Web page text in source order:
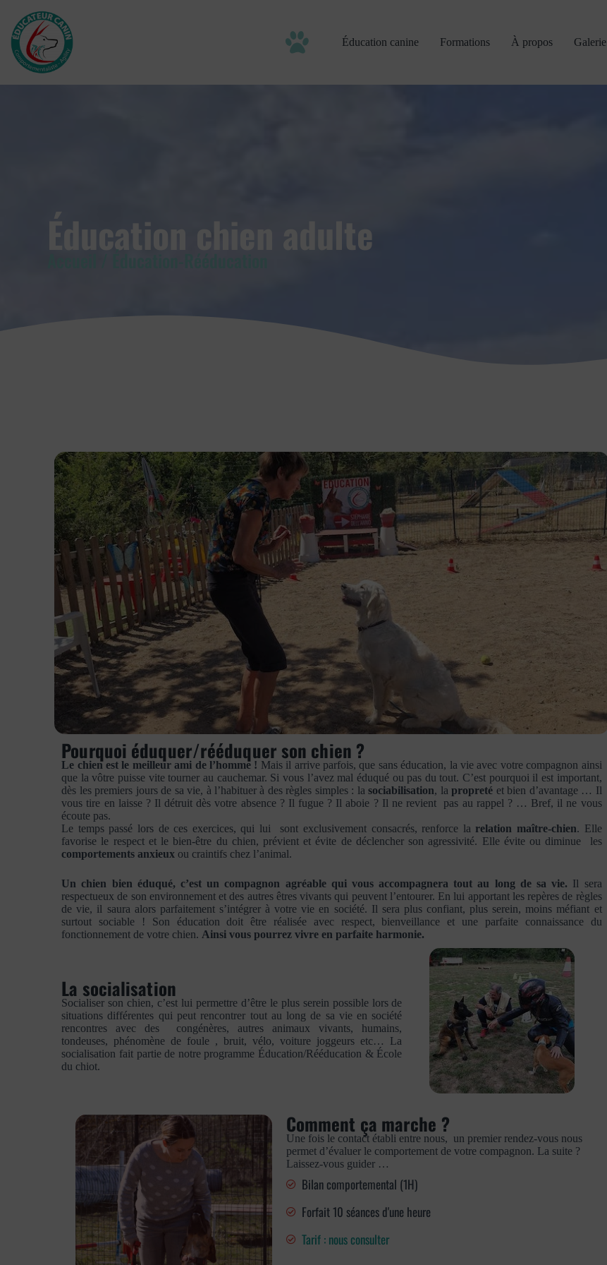
Éducation canine Formations À propos Galerie
Éducation chien adulte
Pourquoi éduquer/rééduquer son chien ?
Le chien est le meilleur ami de l’homme ! Mais il arrive parfois, que sans éducation, la vie avec votre compagnon ainsi
que la vôtre puisse vite tourner au cauchemar. Si vous l’avez mal éduqué ou pas du tout. C’est pourquoi il est important,
dès les premiers jours de sa vie, à l’habituer à des règles simples : lasociabilisation, lapropreté et bien d’avantage … Il
vous tire en laisse ? Il détruit dès votre absence ? Il fugue ? Il aboie ? Il ne revient pas au rappel ? … Bref, il ne vous
écoute pas.
Le temps passé lors de ces exercices, qui lui sont exclusivement consacrés, renforce la relation maître-chien. Elle
favorise le respect et le bien-être du chien, prévient et évite de déclencher son agressivité. Elle évite ou diminue les
comportements anxieux ou craintifs chez l’animal.
Un chien bien éduqué, c’est un compagnon agréable qui vous accompagnera tout au long de sa vie. Il sera
respectueux de son environnement et des autres êtres vivants qui peuvent l’entourer. En lui apportant les repères de règles
de vie, il saura alors parfaitement s’intégrer à votre vie en société. Il sera plus confiant, plus serein, moins méfiant et
surtout sociable ! Son éducation doit être réalisée avec respect, bienveillance et une parfaite connaissance du
fonctionnement de votre chien. Ainsi vous pourrez vivre en parfaite harmonie.
La socialisation
Socialiser son chien, c’est lui permettre d’être le plus serein possible lors de
situations différentes qui peut rencontrer tout au long de sa vie en société
rencontres avec des congénères, autres animaux vivants, humains,
tondeuses, phénomène de foule , bruit, vélo, voiture joggeurs etc… La
socialisation fait partie de notre programme Éducation/Rééducation & École
du chiot.
Comment ça marche ?
Une fois le contact établi entre nous, un premier rendez-vous nous
permet d’évaluer le comportement de votre compagnon. La suite ?
Laissez-vous guider …
Bilan comportemental (1H)
Forfait 10 séances d'une heure
Tarif : nous consulter